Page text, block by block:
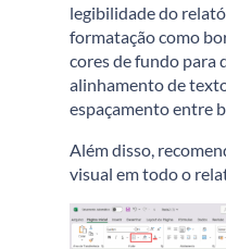
legibilidade do
formatação como b
cores de fundo para
alinhamento de
espaçamento entre
Além disso,
visual em todo o